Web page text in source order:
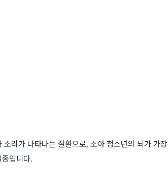
리가 나타나는 질환으로, 소아 청소년의 뇌가 가장
입니다.